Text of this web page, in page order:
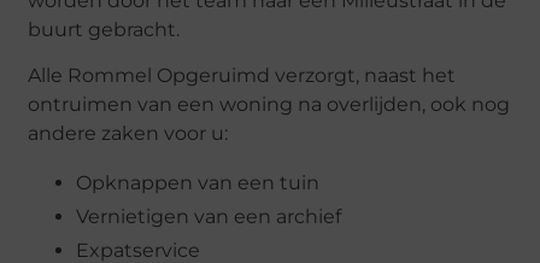
buurt gebracht.
Alle Rommel Opgeruimd verzorgt, naast het
ontruimen van een woning na overlijden, ook nog
andere zaken voor u:
Opknappen van een tuin
Vernietigen van een archief
Expatservice